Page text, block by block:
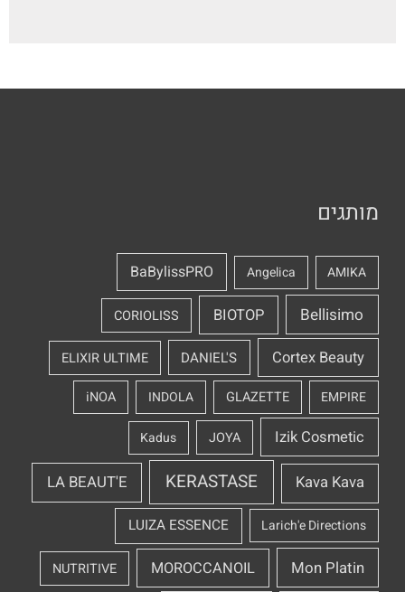
מותגים
AMIKA
Angelica
BaBylissPRO
Bellisimo
BIOTOP
CORIOLISS
Cortex Beauty
DANIEL'S
ELIXIR ULTIME
EMPIRE
GLAZETTE
INDOLA
iNOA
Izik Cosmetic
JOYA
Kadus
Kava Kava
KERASTASE
LA BEAUT'E
Larich'e Directions
LUIZA ESSENCE
Mon Platin
MOROCCANOIL
NUTRITIVE